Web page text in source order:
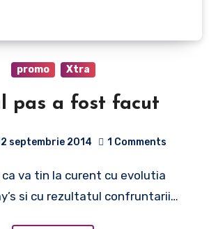
promo Xtra
pas a fost facut
septembrie 2014 1 Comments
si cu rezultatul confruntarii…